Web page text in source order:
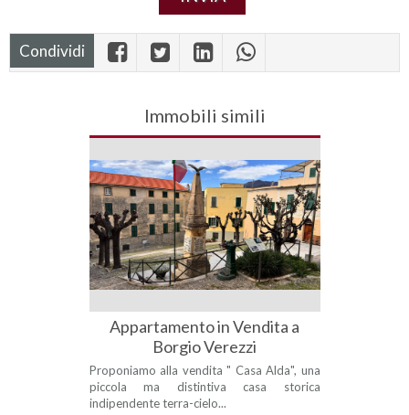
Condividi
Immobili simili
Appartamento in Vendita a
Borgio Verezzi
Proponiamo alla vendita " Casa Alda", una
piccola ma distintiva casa storica
indipendente terra-cielo...